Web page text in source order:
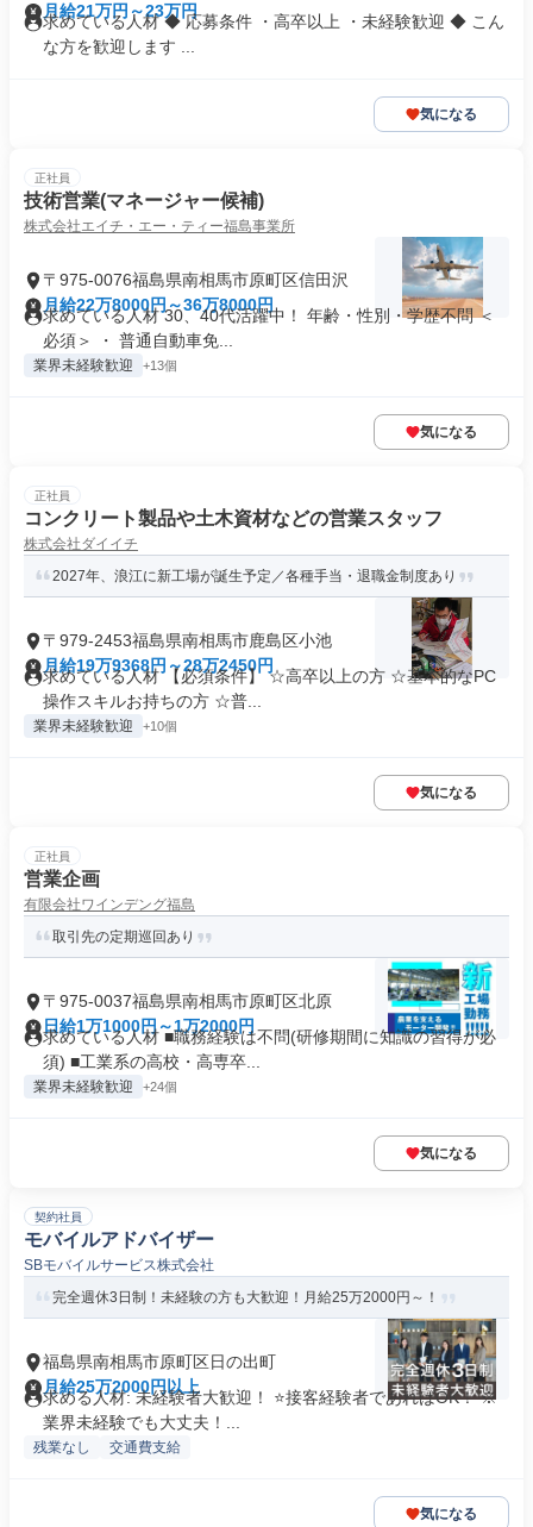
月給21万円～23万円
求めている人材 ◆ 応募条件 ・高卒以上 ・未経験歓迎 ◆ こん
な方を歓迎します ...
気になる
正社員
技術営業(マネージャー候補)
株式会社エイチ・エー・ティー福島事業所
〒975-0076福島県南相馬市原町区信田沢
月給22万8000円～36万8000円
求めている人材 30、40代活躍中！ 年齢・性別・学歴不問 ＜
必須＞ ・ 普通自動車免...
業界未経験歓迎 +13個
気になる
正社員
コンクリート製品や土木資材などの営業スタッフ
株式会社ダイイチ
2027年、浪江に新工場が誕生予定／各種手当・退職金制度あり
〒979-2453福島県南相馬市鹿島区小池
月給19万9368円～28万2450円
求めている人材 【必須条件】 ☆高卒以上の方 ☆基本的なPC
操作スキルお持ちの方 ☆普...
業界未経験歓迎 +10個
気になる
正社員
営業企画
有限会社ワインデング福島
取引先の定期巡回あり
〒975-0037福島県南相馬市原町区北原
日給1万1000円～1万2000円
求めている人材 ■職務経験は不問(研修期間に知識の習得が必
須) ■工業系の高校・高専卒...
業界未経験歓迎 +24個
気になる
契約社員
モバイルアドバイザー
SBモバイルサービス株式会社
完全週休3日制！未経験の方も大歓迎！月給25万2000円～！
福島県南相馬市原町区日の出町
月給25万2000円以上
求める人材: 未経験者大歓迎！ ⭐接客経験者であればOK！ ※
業界未経験でも大丈夫！...
残業なし 交通費支給
気になる